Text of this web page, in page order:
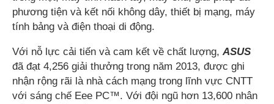
phương tiện và kết nối không dây, thiết bị mạng, máy
tính bảng và điện thoại di động.
Với nỗ lực cải tiến và cam kết về chất lượng, ASUS
đã đạt 4,256 giải thưởng trong năm 2013, được ghi
nhận rộng rãi là nhà cách mạng trong lĩnh vực CNTT
với sáng chế Eee PC™. Với đội ngũ hơn 13,600 nhân